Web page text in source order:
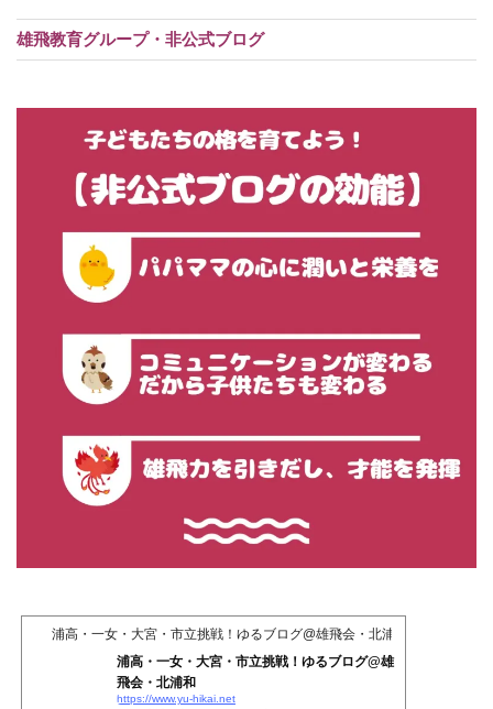
雄飛教育グループ・非公式ブログ
浦高・一女・大宮・市立挑戦！ゆるブログ@雄飛会・北浦和
浦高・一女・大宮・市立挑戦！ゆるブログ@雄
飛会・北浦和
https://www.yu-hikai.net